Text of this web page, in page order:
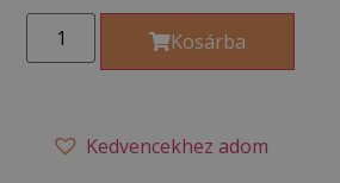
Kosárba
Kedvencekhez adom